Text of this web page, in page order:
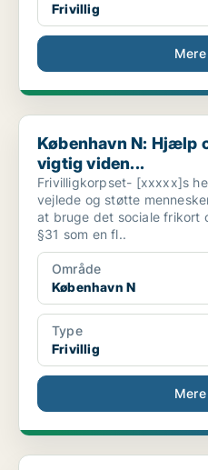
Frivillig
København N: Hjælp os med
København N: Hjælp
vigtig viden...
Frivilligkorpset- [xxxxx]s
vejlede og støtte
at bruge det sociale frikort
§31 som en fl..
Område
København N
Type
Frivillig
København: Vil du gøre en